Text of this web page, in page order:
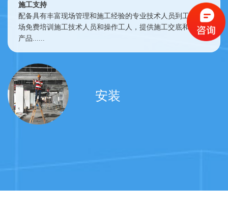
施工支持
配备具有丰富现场管理和施工经验的专业技术人员到工程现
场免费培训施工技术人员和操作工人，提供施工交底和相关
产品......
安装